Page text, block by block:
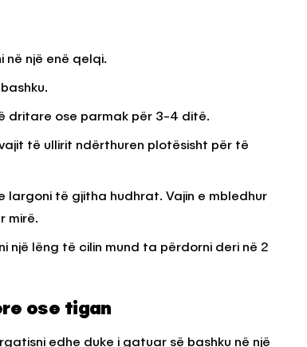
në një enë qelqi.
dritare ose parmak për 3-4 ditë.
të ullirit ndërthuren plotësisht për të
largoni të gjitha hudhrat. Vajin e mbledhur
mirë.
një lëng të cilin mund ta përdorni deri në 2
ose tigan
edhe duke i gatuar së bashku në një